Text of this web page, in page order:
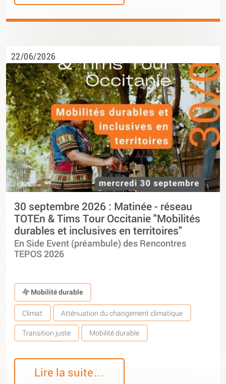
22/06/2026
30 septembre 2026 : Matinée - réseau
TOTEn & Tims Tour Occitanie "Mobilités
durables et inclusives en territoires"
En Side Event (préambule) des Rencontres
TEPOS 2026
Mobilité durable
Climat Atténuation du changement climatique
Transition juste Mobilité durable
Lire la suite…